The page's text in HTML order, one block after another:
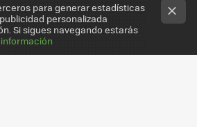
para generar estadísticas
personalizada
Si sigues navegando estarás